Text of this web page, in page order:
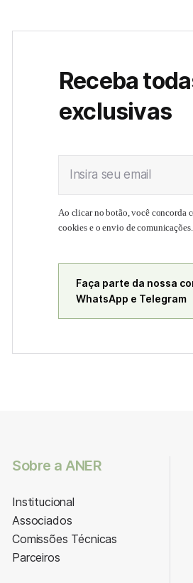
Receba
exclusivas
Insira seu email
Ao clicar no botão, você concorda
cookies e o envio de comunicações.
Faça parte da nossa
WhatsApp e Telegram
Sobre a ANER
Institucional
Associados
Comissões Técnicas
Parceiros